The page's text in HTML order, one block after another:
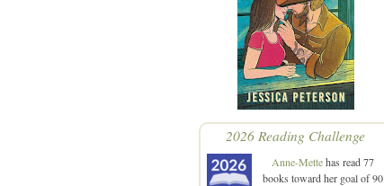
2026 Reading Challenge
Anne-Mettehas read 77
books toward her goal of 90